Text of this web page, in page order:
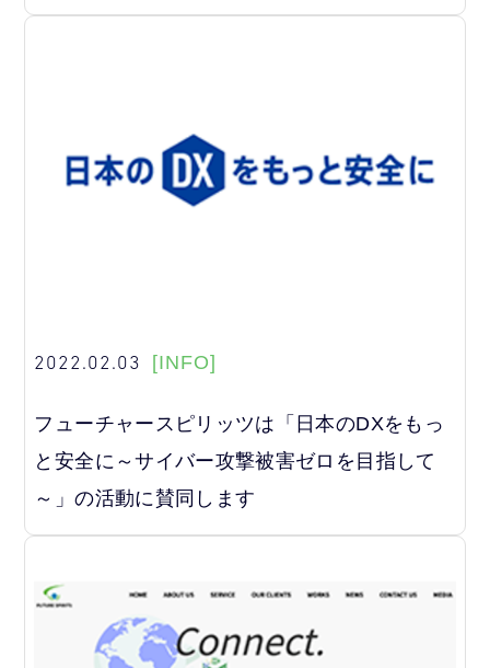
2022.02.03 [INFO]
フューチャースピリッツは「日本のDXをもっ
と安全に～サイバー攻撃被害ゼロを目指して
～」の活動に賛同します